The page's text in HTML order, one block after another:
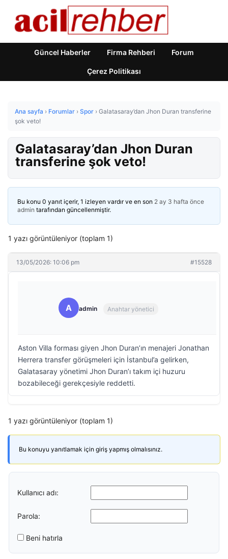
Güncel Haberler Firma Rehberi Forum
Çerez Politikası
Ana sayfa › Forumlar › Spor › Galatasaray’dan Jhon Duran transferine
şok veto!
Galatasaray’dan Jhon Duran
transferine şok veto!
Bu konu 0 yanıt içerir, 1 izleyen vardır ve en son 2 ay 3 hafta önce
admin tarafından güncellenmiştir.
1 yazı görüntüleniyor (toplam 1)
13/05/2026: 10:06 pm #15528
A admin Anahtar yönetici
Aston Villa forması giyen Jhon Duran’ın menajeri Jonathan
Herrera transfer görüşmeleri için İstanbul’a gelirken,
Galatasaray yönetimi Jhon Duran’ı takım içi huzuru
bozabileceği gerekçesiyle reddetti.
1 yazı görüntüleniyor (toplam 1)
Bu konuyu yanıtlamak için giriş yapmış olmalısınız.
Kullanıcı adı:
Parola:
Beni hatırla